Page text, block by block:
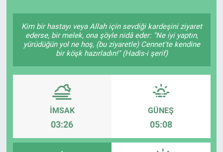
Kim bir hastayı veya Allah için sevdiği kardeşini ziyaret
ederse, bir melek, ona şöyle nidâ eder: "Ne iyi yaptın,
yürüdüğün yol ne hoş, (bu ziyaretle) Cennet'te kendine
bir köşk hazırladın!" (Hadis-i şerif)
İMSAK
03:26
GÜNEŞ
05:08
Gündem
Ekonomi
Dünya
Haber Arşivi